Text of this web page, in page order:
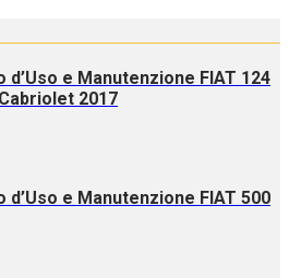
d’Uso e Manutenzione FIAT 124
2017
d’Uso e Manutenzione FIAT 500